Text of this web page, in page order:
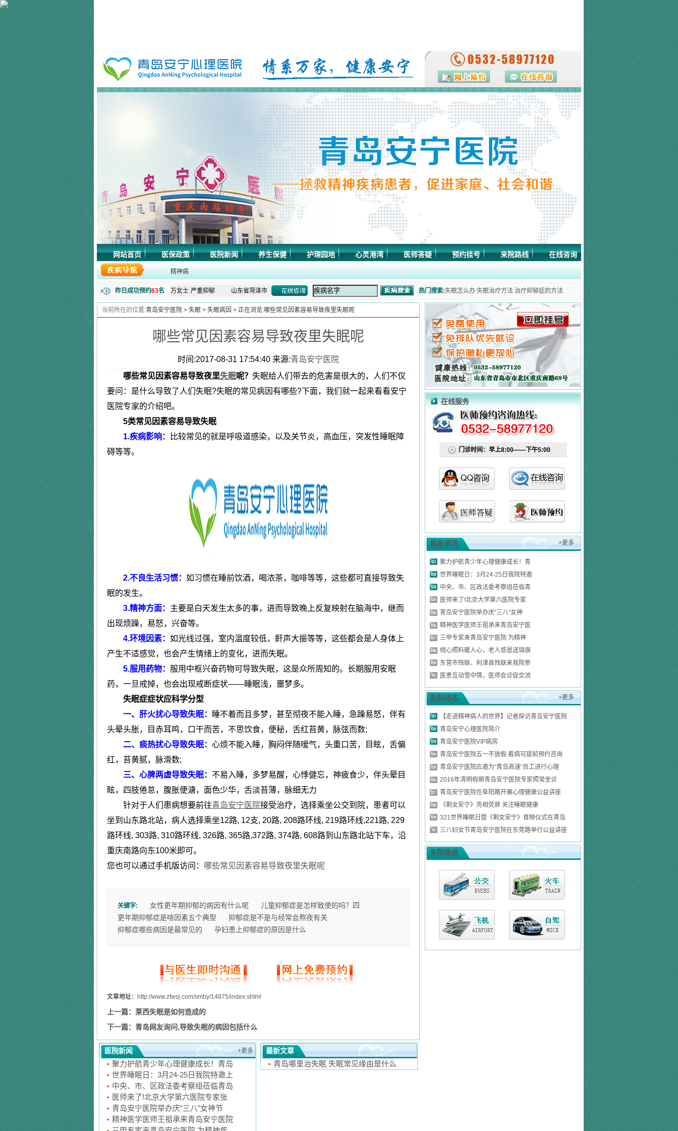
网站首页 医保政策 医院新闻 养生保健 护理园地 心灵港湾 医师答疑 预约挂号 来院路线 在线咨询
精神病
|
失眠症
|
焦虑症
|
|
神经衰弱症
神经官能症
|
更年期综合症
|
植物神经紊乱症
昨日成功预约63名
程女士 抑郁失眠 山东省济南市
郭先生 精神障碍 山东省莱芜市
周先生
万女士 严重抑郁 山东省菏泽市
田先生 强迫症 山东省济南市
马先生 精神分裂 山东省潍坊市
陈女士 植物神经紊乱 山东省德州市
李先生 恐惧症 山东省济南市
腾先生 失眠抑郁 山东省聊城市
黄女士
林先生 神经衰弱症
朱女士 失眠 山东省济南市
精神障碍
长期失眠 山东省淄博市
严重抑郁 山东省菏泽市
强迫症 山东省济南市
更年期综合症 山东省青岛市
陈女士 植物神经紊乱 山东省德州市
腾先生 失眠抑郁 山东省聊城市
黄女士 焦虑症
林先生 神经衰弱症 山东省泰安市
朱女士 失眠 山东省济南市
刘同学 抑郁症 山东省日照市
热门搜索:失眠怎么办 失眠治疗方法 治疗抑郁症的方法
当前所在的位置:青岛安宁医院 > 失眠 > 失眠病因 > 正在浏览:哪些常见因素容易导致夜里失眠呢
哪些常见因素容易导致夜里失眠呢
时间:2017-08-31 17:54:40 来源:青岛安宁医院
哪些常见因素容易导致夜里失眠呢？ 失眠给人们带去的危害是很大的，人们不仅
要问：是什么导致了人们失眠?失眠的常见病因有哪些?下面，我们就一起来看看安宁
医院专家的介绍吧。
5类常见因素容易导致失眠
1.疾病影响：
比较常见的就是呼吸道感染，以及关节炎，高血压，突发性睡眠障
碍等等。
2.不良生活习惯： 如习惯在睡前饮酒，喝浓茶，咖啡等等，这些都可直接导致失
眠的发生。
3.精神方面： 主要是白天发生太多的事，进而导致晚上反复映射在脑海中，继而
出现烦躁，易怒，兴奋等。
4.环境因素： 如光线过强，室内温度较低，鼾声大振等等，这些都会是人身体上
产生不适感觉，也会产生情绪上的变化，进而失眠。
5.服用药物： 服用中枢兴奋药物可导致失眠，这是众所周知的。长期服用安眠
药，一旦戒掉，也会出现戒断症状——睡眠浅，噩梦多。
失眠症症状应科学分型
一、肝火扰心导致失眠：
睡不着而且多梦，甚至彻夜不能入睡，急躁易怒，伴有
头晕头胀，目赤耳鸣，口干而苦，不思饮食，便秘，舌红苔黄，脉弦而数;
二、痰热扰心导致失眠： 心烦不能入睡，胸闷伴随嗳气，头重口苦，目眩，舌偏
红，苔黄腻，脉滑数;
三、心脾两虚导致失眠： 不易入睡，多梦易醒，心悸健忘，神疲食少，伴头晕目
眩，四肢倦怠，腹胀便溏，面色少华，舌淡苔薄，脉细无力
针对于人们患病想要前往青岛安宁医院接受治疗，选择乘坐公交到院，患者可以
坐到山东路北站，病人选择乘坐12路, 12支, 20路, 208路环线, 219路环线,221路, 229
路环线, 303路, 310路环线, 326路, 365路,372路, 374路, 608路到山东路北站下车，沿
重庆南路向东100米即可。
您也可以通过手机版访问：
哪些常见因素容易导致夜里失眠呢
关键字: 女性更年期抑郁的病因有什么呢
儿童抑郁症是怎样致使的吗？四
更年期抑郁症是啥因素五个典型
抑郁症是不是与经常会熬夜有关
抑郁症哪些病因是最常见的
孕妇患上抑郁症的原因是什么
文章地址： http://www.zfwsj.com/smby/14875/index.shtml
上一篇： 莱西失眠是如何造成的
下一篇： 青岛网友询问,导致失眠的病因包括什么
医院新闻 +更多
聚力护航青少年心理健康成长！青岛
世界睡眠日：3月24-25日我院特邀上
中央、市、区政法委考察组莅临青岛
医师来了!北京大学第六医院专家张
青岛安宁医院举办庆“三八”女神节
精神医学医师王祖承来青岛安宁医院
最新文章
青岛哪里治失眠 失眠常见缘由是什么
在线服务
门诊时间：早上8:00——下午5:00
最新资讯 +更多
聚力护航青少年心理健康成长！青
世界睡眠日：3月24-25日我院特邀
中央、市、区政法委考察组莅临青
医师来了!北京大学第六医院专家
青岛安宁医院举办庆“三八”女神
精神医学医师王祖承来青岛安宁医
三甲专家来青岛安宁医院 为精神
倾心照料暖人心，老人感恩送锦旗
东营市残联、利津县残联来我院参
医患互动雪中情，医师会诊促交流
医院动态 +更多
【走进精神病人的世界】记者探访青岛安宁医院
青岛安宁心理医院简介
青岛安宁医院VIP病房
青岛安宁医院五一不放假 看病可提前预约咨询
青岛安宁医院应邀为“青岛高速”员工进行心理
2016年清明假期青岛安宁医院专家照常坐诊
青岛安宁医院在阜阳路开展心理健康公益讲座
《剩女安宁》亮相荧屏 关注睡眠健康
321世界睡眠日暨《剩女安宁》首映仪式在青岛
三八妇女节青岛安宁医院在东莞路举行公益讲座
来院路线